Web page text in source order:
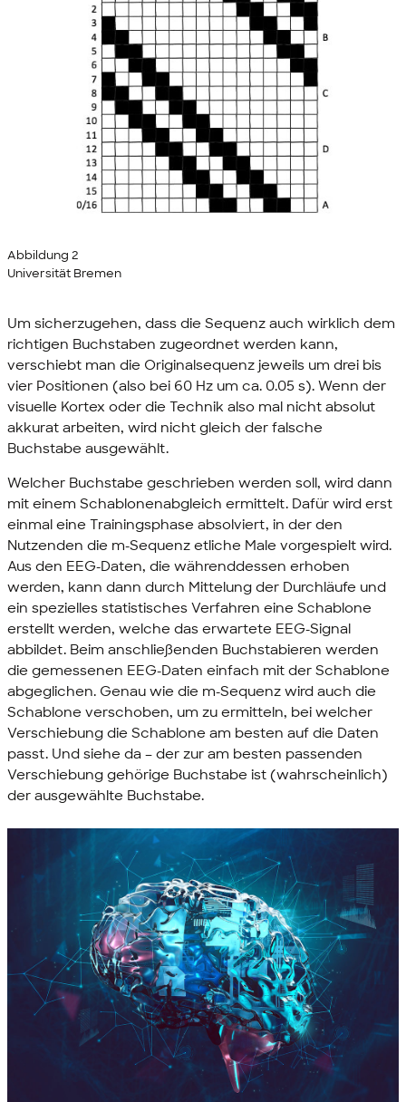
Abbildung 2
Universität Bremen
Um sicherzugehen, dass die Sequenz auch wirklich dem
richtigen Buchstaben zugeordnet werden kann,
verschiebt man die Originalsequenz jeweils um drei bis
vier Positionen (also bei 60 Hz um ca. 0.05 s). Wenn der
visuelle Kortex oder die Technik also mal nicht absolut
akkurat arbeiten, wird nicht gleich der falsche
Buchstabe ausgewählt.
Welcher Buchstabe geschrieben werden soll, wird dann
mit einem Schablonenabgleich ermittelt. Dafür wird erst
einmal eine Trainingsphase absolviert, in der den
Nutzenden die m-Sequenz etliche Male vorgespielt wird.
Aus den EEG-Daten, die währenddessen erhoben
werden, kann dann durch Mittelung der Durchläufe und
ein spezielles statistisches Verfahren eine Schablone
erstellt werden, welche das erwartete EEG-Signal
abbildet. Beim anschließenden Buchstabieren werden
die gemessenen EEG-Daten einfach mit der Schablone
abgeglichen. Genau wie die m-Sequenz wird auch die
Schablone verschoben, um zu ermitteln, bei welcher
Verschiebung die Schablone am besten auf die Daten
passt. Und siehe da – der zur am besten passenden
Verschiebung gehörige Buchstabe ist (wahrscheinlich)
der ausgewählte Buchstabe.